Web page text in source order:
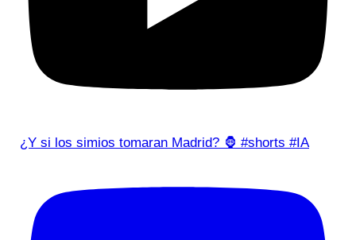
¿Y si los simios tomaran Madrid? 🦍 #shorts #IA